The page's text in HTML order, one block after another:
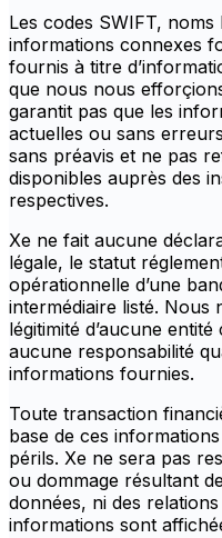
Les codes SWIFT,
informations connexes
fournis à titre
que nous nous
garantit pas que les
actuelles ou sans
sans préavis et ne pas
disponibles auprès des
respectives.
Xe ne fait aucune
légale, le statut
opérationnelle d’une
intermédiaire listé. Nous
légitimité d’aucune
aucune responsabilité
informations fournies.
Toute transaction
base de ces
périls. Xe ne sera pas
ou dommage résultant
données, ni des
informations sont